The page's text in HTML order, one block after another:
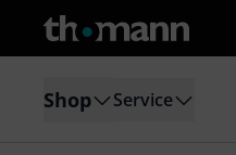
Shop Service